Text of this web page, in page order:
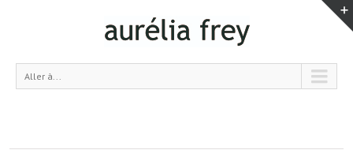
Aller à...